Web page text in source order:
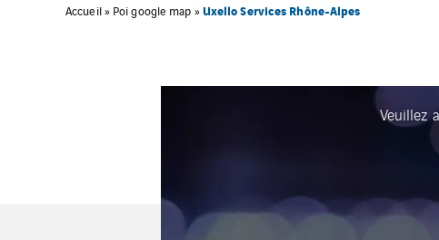
Accueil» Poi google map »Uxello Services Rhône-Alpes
Veuillez